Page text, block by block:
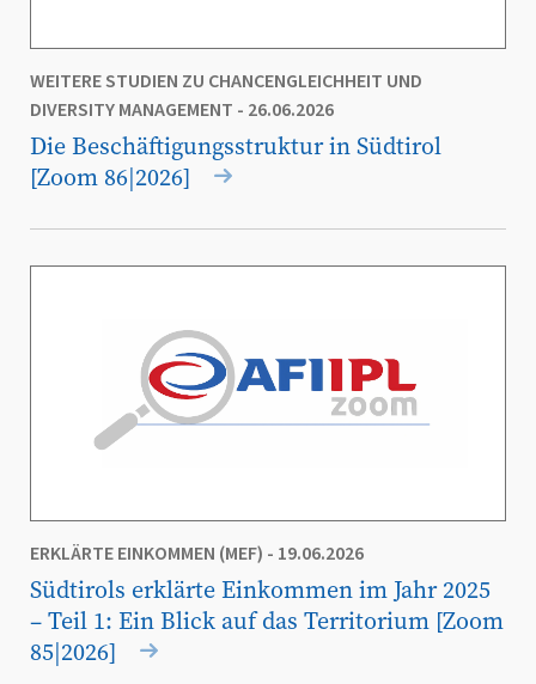
WEITERE STUDIEN ZU CHANCENGLEICHHEIT UND
DIVERSITY MANAGEMENT - 26.06.2026
Die Beschäftigungsstruktur in Südtirol
[Zoom 86|2026]
ERKLÄRTE EINKOMMEN (MEF) - 19.06.2026
Südtirols erklärte Einkommen im Jahr 2025
– Teil 1: Ein Blick auf das Territorium [Zoom
85|2026]